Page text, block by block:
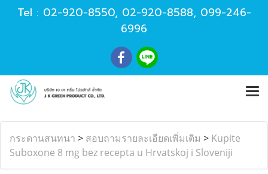
Tel : 02-920-8550, 02-920-8588, 099-246-
6996
กระดานสนทนา > สอบถามรายละเอียดเพิ่มเติม > Kupite
Suboxone 8 mg bez recepta u Hrvatskoj i Sloveniji